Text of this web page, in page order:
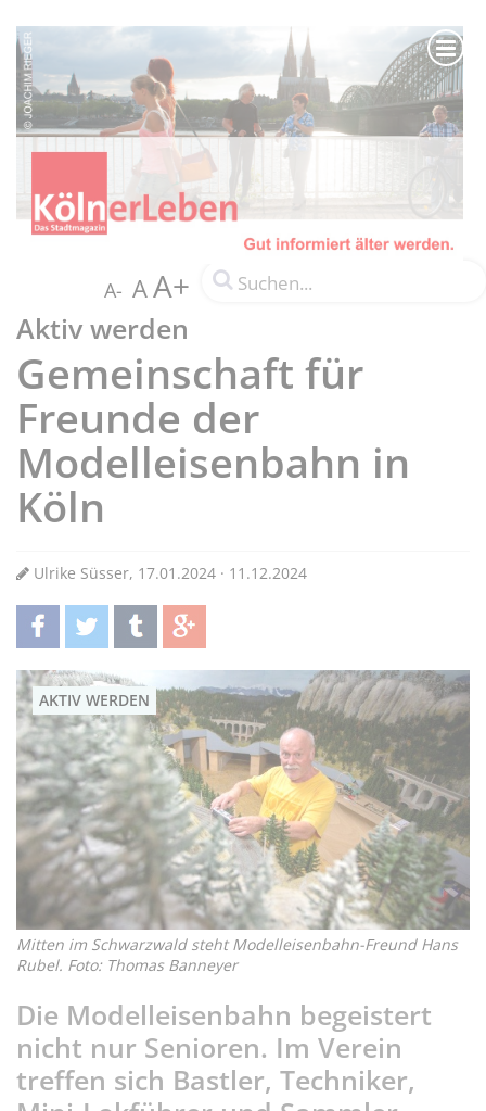
A- AA+
Aktiv werden
Gemeinschaft für
Freunde der
Modelleisenbahn in
Köln
Ulrike Süsser, 17.01.2024 · 11.12.2024
teilentwittern teilen
teilen
AKTIV WERDEN
Mitten im Schwarzwald steht Modelleisenbahn-Freund Hans
Rubel. Foto: Thomas Banneyer
Die Modelleisenbahn begeistert
nicht nur Senioren. Im Verein
treffen sich Bastler, Techniker,